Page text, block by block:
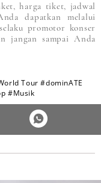
harga tiket, jadwal
dapatkan melalui
promotor konser
jangan sampai Anda
Tour #dominATE
#Musik